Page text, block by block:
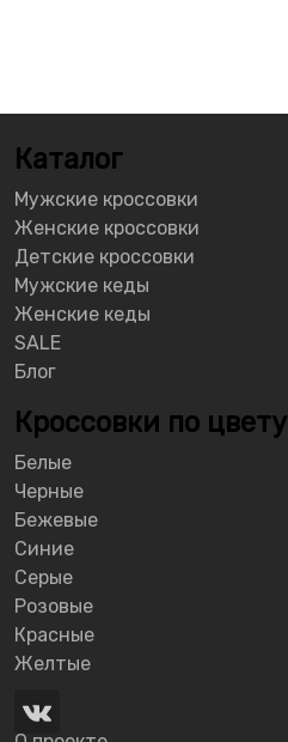
Каталог
Мужские кроссовки
Женские кроссовки
Детские кроссовки
Мужские кеды
Женские кеды
SALE
Блог
Кроссовки по цвету
Белые
Черные
Бежевые
Синие
Серые
Розовые
Красные
Желтые